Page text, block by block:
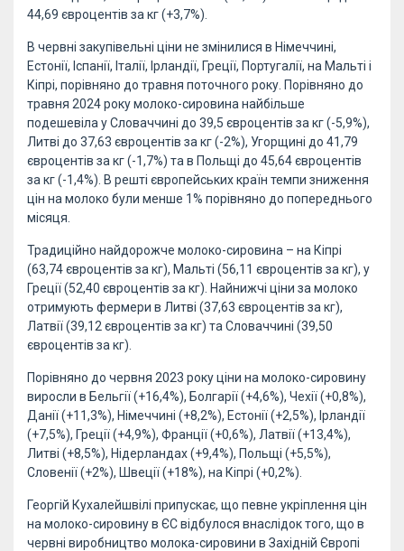
44,69 євроцентів за кг (+3,7%).
В червні закупівельні ціни не змінилися в Німеччині,
Естонії, Іспанії, Італії, Ірландії, Греції, Португалії, на Мальті і
Кіпрі, порівняно до травня поточного року. Порівняно до
травня 2024 року молоко-сировина найбільше
подешевіла у Словаччині до 39,5 євроцентів за кг (-5,9%),
Литві до 37,63 євроцентів за кг (-2%), Угорщині до 41,79
євроцентів за кг (-1,7%) та в Польщі до 45,64 євроцентів
за кг (-1,4%). В решті європейських країн темпи зниження
цін на молоко були менше 1% порівняно до попереднього
місяця.
Традиційно найдорожче молоко-сировина – на Кіпрі
(63,74 євроцентів за кг), Мальті (56,11 євроцентів за кг), у
Греції (52,40 євроцентів за кг). Найнижчі ціни за молоко
отримують фермери в Литві (37,63 євроцентів за кг),
Латвії (39,12 євроцентів за кг) та Словаччині (39,50
євроцентів за кг).
Порівняно до червня 2023 року ціни на молоко-сировину
виросли в Бельгії (+16,4%), Болгарії (+4,6%), Чехії (+0,8%),
Данії (+11,3%), Німеччині (+8,2%), Естонії (+2,5%), Ірландії
(+7,5%), Греції (+4,9%), Франції (+0,6%), Латвії (+13,4%),
Литві (+8,5%), Нідерландах (+9,4%), Польщі (+5,5%),
Словенії (+2%), Швеції (+18%), на Кіпрі (+0,2%).
Георгій Кухалейшвілі припускає, що певне укріплення цін
на молоко-сировину в ЄС відбулося внаслідок того, що в
червні виробництво молока-сировини в Західній Європі